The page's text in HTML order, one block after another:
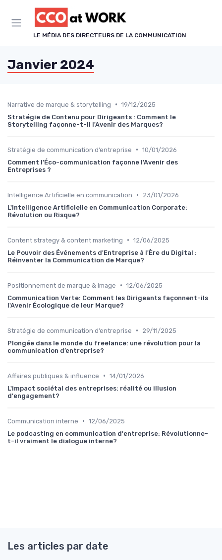
LE MÉDIA DES DIRECTEURS DE LA COMMUNICATION
Janvier 2024
Narrative de marque & storytelling • 19/12/2025
Stratégie de Contenu pour Dirigeants : Comment le
Storytelling façonne-t-il l'Avenir des Marques?
Stratégie de communication d’entreprise • 10/01/2026
Comment l'Éco-communication façonne l'Avenir des
Entreprises ?
Intelligence Artificielle en communication •
23/01/2026
L'Intelligence Artificielle en Communication Corporate:
Révolution ou Risque?
Content strategy & content marketing • 12/06/2025
Le Pouvoir des Événements d'Entreprise à l'Ère du Digital :
Réinventer la Communication de Marque?
Positionnement de marque & image • 12/06/2025
Communication Verte: Comment les Dirigeants façonnent-ils
l'Avenir Écologique de leur Marque?
Stratégie de communication d’entreprise •
29/11/2025
Plongée dans le monde du freelance: une révolution pour la
communication d’entreprise?
Affaires publiques & influence • 14/01/2026
L'impact sociétal des entreprises: réalité ou illusion
d'engagement?
Communication interne • 12/06/2025
Le podcasting en communication d'entreprise: Révolutionne-
t-il vraiment le dialogue interne?
Les articles par date
Panneau de gestion des cookies